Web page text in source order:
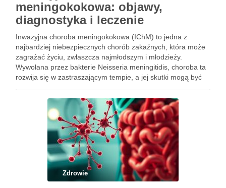
meningokokowa: objawy,
diagnostyka i leczenie
Inwazyjna choroba meningokokowa (IChM) to jedna z
najbardziej niebezpiecznych chorób zakaźnych, która może
zagrażać życiu, zwłaszcza najmłodszym i młodzieży.
Wywołana przez bakterie Neisseria meningitidis, choroba ta
rozwija się w zastraszającym tempie, a jej skutki mogą być
sepsy. W Polsce każdego roku rejestruje …
Zdrowie